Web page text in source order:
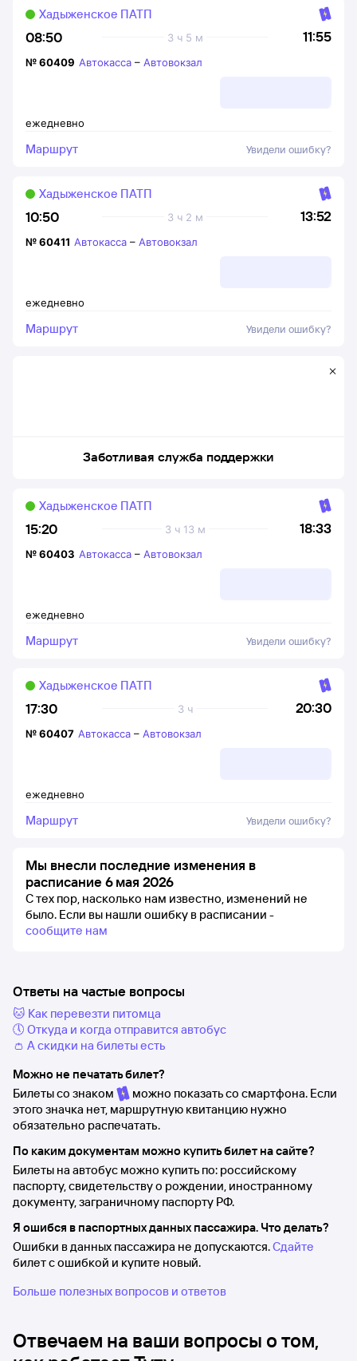
08:50 11:55
3 ч 5 м
Хадыженское ПАТП
ежедневно
№60409 Автокасса – Автовокзал
Маршрут Увидели ошибку?
10:50 13:52
3 ч 2 м
Хадыженское ПАТП
ежедневно
№60411 Автокасса – Автовокзал
Маршрут Увидели ошибку?
Заботливая служба поддержки
15:20 18:33
3 ч 13 м
Хадыженское ПАТП
ежедневно
№60403 Автокасса – Автовокзал
Маршрут Увидели ошибку?
17:30 20:30
3 ч
Хадыженское ПАТП
ежедневно
№60407 Автокасса – Автовокзал
Маршрут Увидели ошибку?
Мы внесли последние изменения в
расписание 6 мая 2026
С тех пор, насколько нам известно, изменений не
было. Если вы нашли ошибку в расписании -
сообщите нам
Ответы на частые вопросы
🐱 Как перевезти питомца
🕔 Откуда и когда отправится автобус
👛 А скидки на билеты есть
Можно не печатать билет?
Билеты со знаком
можно показать со смартфона. Если
этого значка нет, маршрутную квитанцию нужно
обязательно распечатать.
По каким документам можно купить билет на сайте?
Билеты на автобус можно купить по: российскому
паспорту, свидетельству о рождении, иностранному
документу, заграничному паспорту РФ.
Я ошибся в паспортных данных пассажира. Что делать?
Ошибки в данных пассажира не допускаются.Сдайте
билет с ошибкой и купите новый.
Больше полезных вопросов и ответов
Отвечаем на ваши вопросы о том,